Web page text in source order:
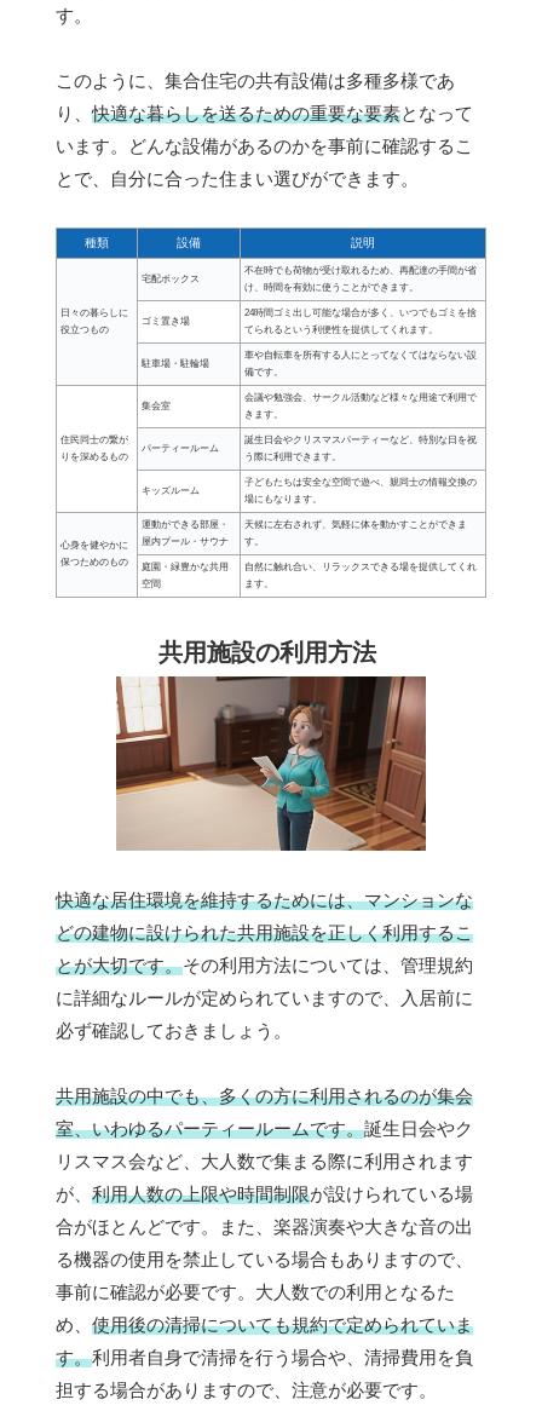
す。
このように、集合住宅の共有設備は多種多様であ
り、快適な暮らしを送るための重要な要素となって
います。どんな設備があるのかを事前に確認するこ
とで、自分に合った住まい選びができます。
種類 設備 説明
日々の暮らしに
役立つもの
宅配ボックス
不在時でも荷物が受け取れるため、再配達の手間が省
け、時間を有効に使うことができます。
ゴミ置き場
24時間ゴミ出し可能な場合が多く、いつでもゴミを捨
てられるという利便性を提供してくれます。
駐車場・駐輪場
車や自転車を所有する人にとってなくてはならない設
備です。
住民同士の繋が
りを深めるもの
集会室
会議や勉強会、サークル活動など様々な用途で利用で
きます。
パーティールーム
誕生日会やクリスマスパーティーなど、特別な日を祝
う際に利用できます。
キッズルーム
子どもたちは安全な空間で遊べ、親同士の情報交換の
場にもなります。
心身を健やかに
保つためのもの
運動ができる部屋・
屋内プール・サウナ
天候に左右されず、気軽に体を動かすことができま
す。
庭園・緑豊かな共用
空間
自然に触れ合い、リラックスできる場を提供してくれ
ます。
共用施設の利用方法
快適な居住環境を維持するためには、マンションな
どの建物に設けられた共用施設を正しく利用するこ
とが大切です。その利用方法については、管理規約
に詳細なルールが定められていますので、入居前に
必ず確認しておきましょう。
共用施設の中でも、多くの方に利用されるのが集会
室、いわゆるパーティールームです。誕生日会やク
リスマス会など、大人数で集まる際に利用されます
が、 利用人数の上限や時間制限が設けられている場
合がほとんどです。また、楽器演奏や大きな音の出
る機器の使用を禁止している場合もありますので、
事前に確認が必要です。大人数での利用となるた
め、 使用後の清掃についても規約で定められていま
す。利用者自身で清掃を行う場合や、清掃費用を負
担する場合がありますので、注意が必要です。